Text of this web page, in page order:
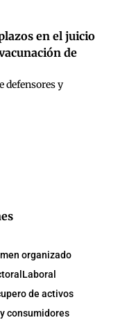
en el juicio
de
defensores y
organizado
Laboral
de activos
consumidores